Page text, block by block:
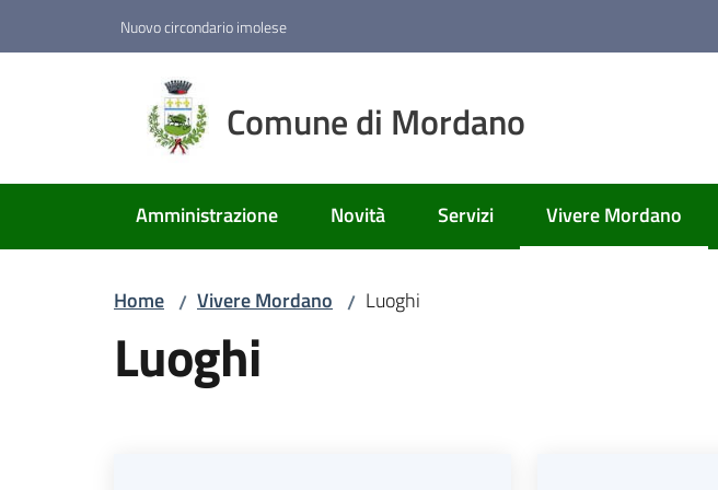
Nuovo circondario imolese
Comune di Mordano
Amministrazione Novità Servizi Vivere Mordano
Menu selezionato
Home / Vivere Mordano / Luoghi
Luoghi